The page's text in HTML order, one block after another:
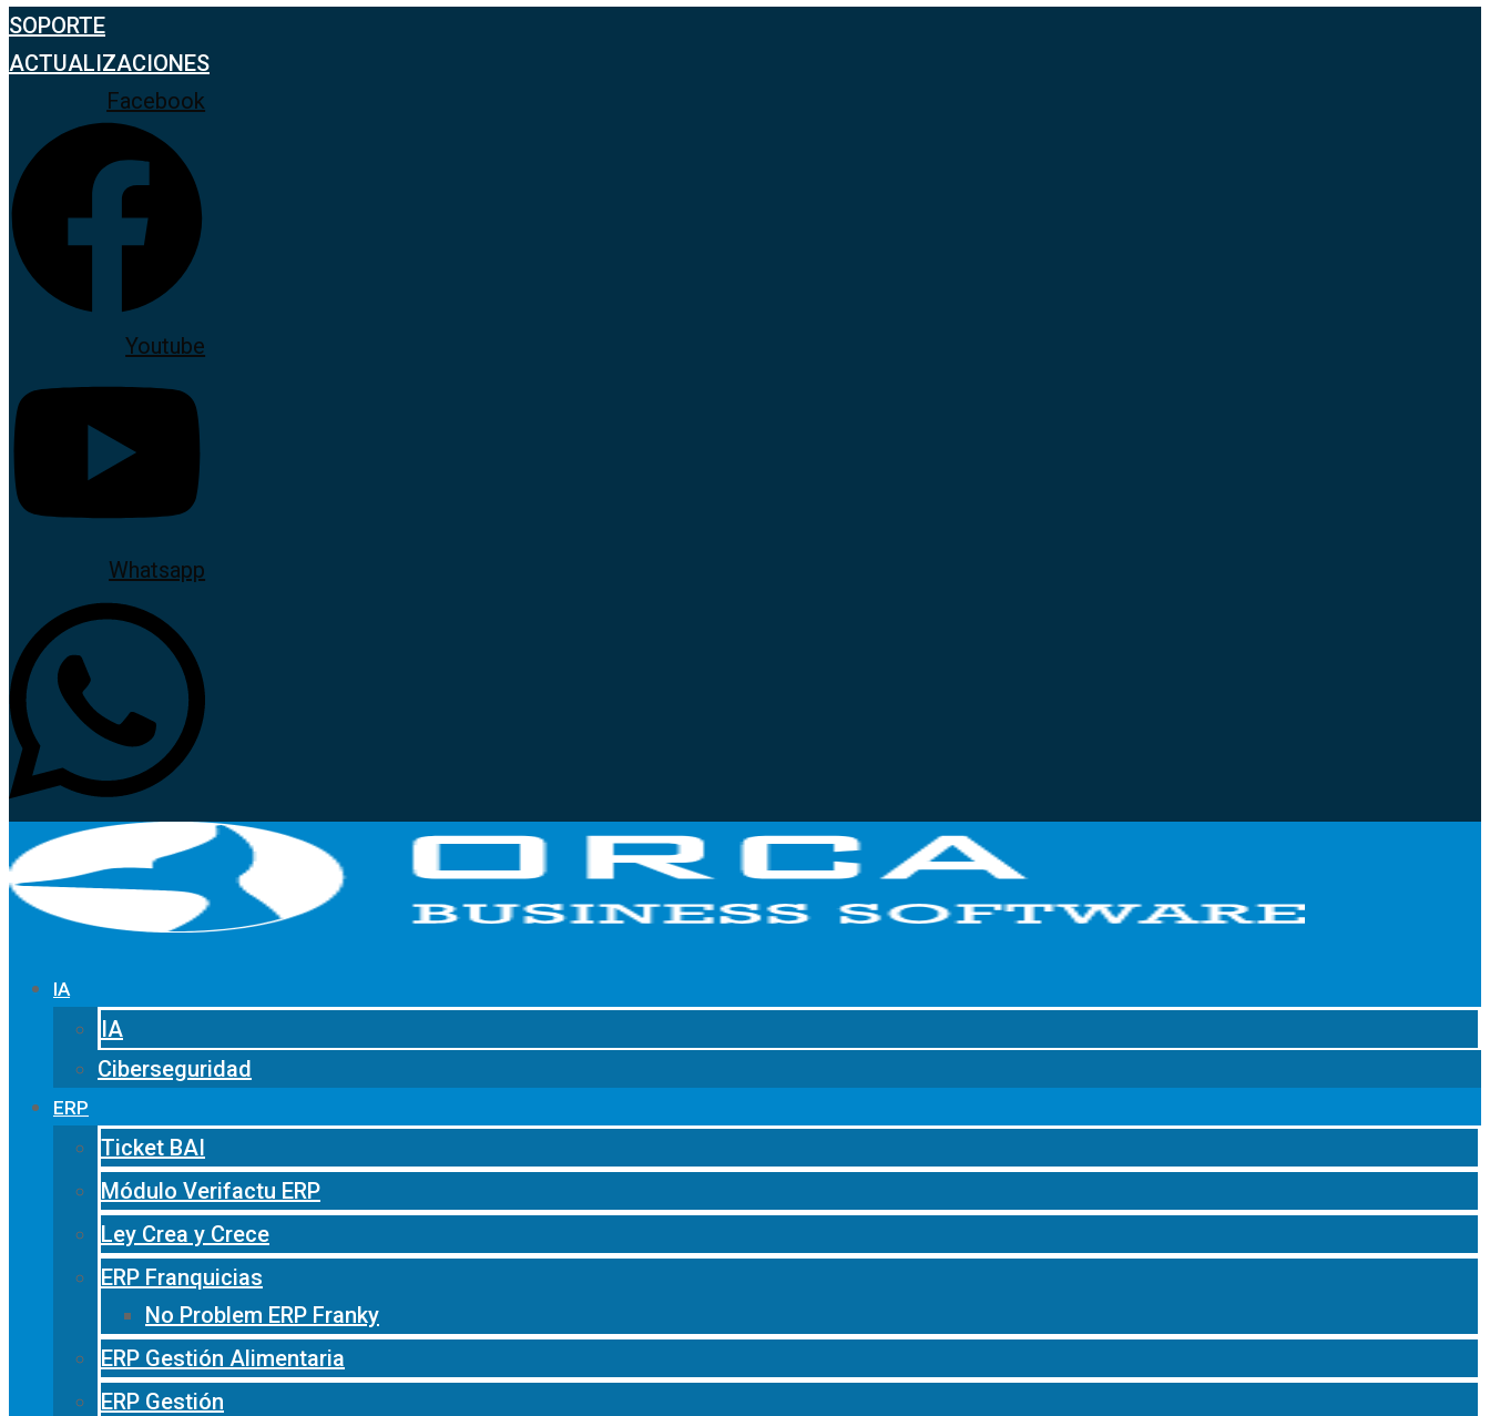
SOPORTE
ACTUALIZACIONES
Facebook
Youtube
Whatsapp
IA
IA
Ciberseguridad
ERP
Ticket BAI
Módulo Verifactu ERP
Ley Crea y Crece
ERP Franquicias
No Problem ERP Franky
ERP Gestión Alimentaria
ERP Gestión